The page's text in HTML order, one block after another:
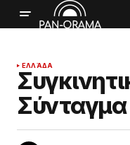
ΕΛΛΆΔΑ
Σύνταγμα